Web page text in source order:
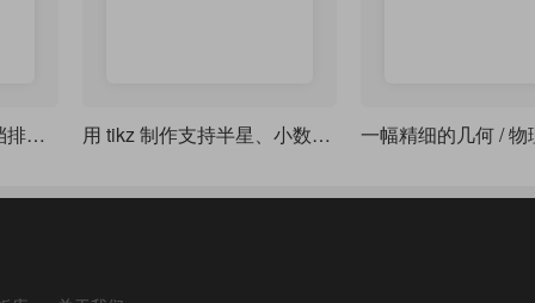
用 tcolorbox 让你的文档排版更精致 用 tikz 制作支持半星、小数评分显示的星级评分